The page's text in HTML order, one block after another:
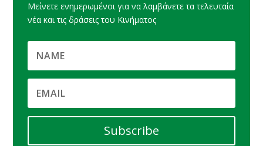
Μείνετε ενημερωμένοι για να λαμβάνετε τα τελευταία
νέα και τις δράσεις του Κινήματος
Subscribe